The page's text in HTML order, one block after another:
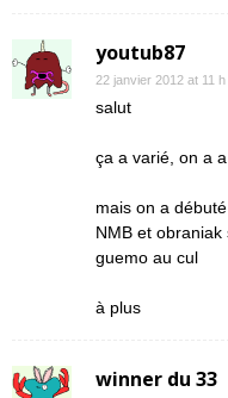
youtub87
22 janvier 2012 at 11
salut
ça a varié, on a
mais on a
NMB et
guemo au cul
à plus
winner du 33